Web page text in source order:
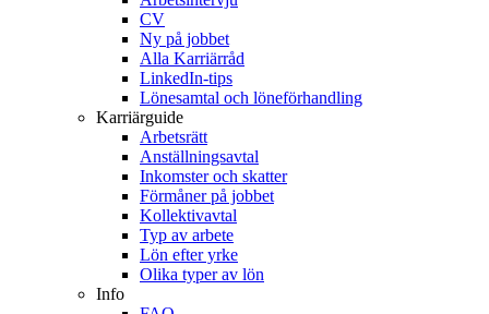
CV
Ny på jobbet
Alla Karriärråd
LinkedIn-tips
Lönesamtal och löneförhandling
Karriärguide
Arbetsrätt
Anställningsavtal
Inkomster och skatter
Förmåner på jobbet
Kollektivavtal
Typ av arbete
Lön efter yrke
Olika typer av lön
Info